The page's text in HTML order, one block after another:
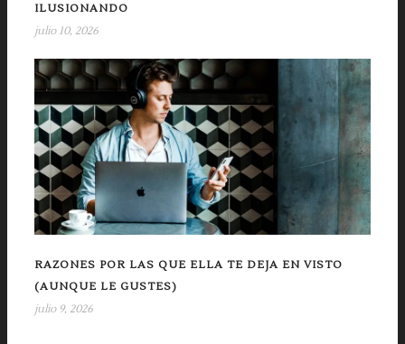
ILUSIONANDO
julio 10, 2026
RAZONES POR LAS QUE ELLA TE DEJA EN VISTO
(AUNQUE LE GUSTES)
julio 9, 2026